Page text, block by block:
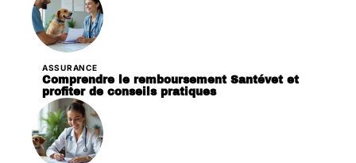
ASSURANCE
Comprendre le remboursement Santévet et
profiter de conseils pratiques